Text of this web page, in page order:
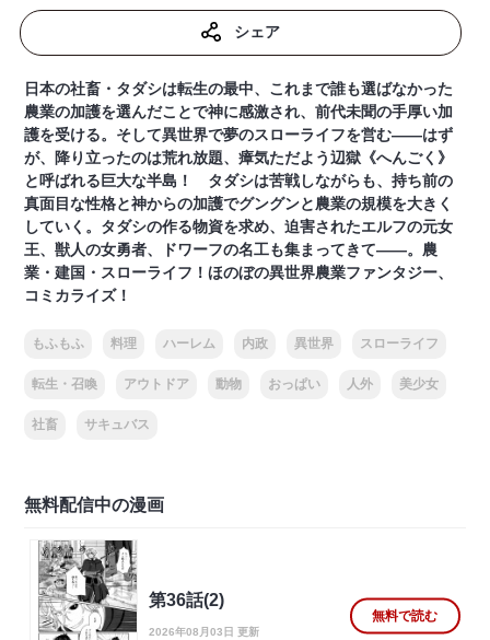
シェア
日本の社畜・タダシは転生の最中、これまで誰も選ばなかった
農業の加護を選んだことで神に感激され、前代未聞の手厚い加
護を受ける。そして異世界で夢のスローライフを営む――はず
が、降り立ったのは荒れ放題、瘴気ただよう辺獄《へんごく》
と呼ばれる巨大な半島！ タダシは苦戦しながらも、持ち前の
真面目な性格と神からの加護でグングンと農業の規模を大きく
していく。タダシの作る物資を求め、迫害されたエルフの元女
王、獣人の女勇者、ドワーフの名工も集まってきて――。農
業・建国・スローライフ！ほのぼの異世界農業ファンタジー、
コミカライズ！
もふもふ 料理 ハーレム 内政 異世界 スローライフ
転生・召喚 アウトドア 動物 おっぱい 人外 美少女
社畜 サキュバス
無料配信中の漫画
第36話(2)
2026年08月03日 更新
無料で読む